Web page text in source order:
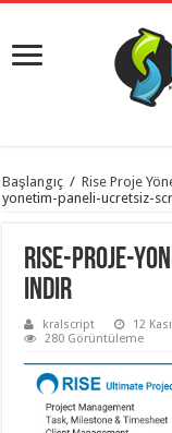
istanbul
organizasyon
taşımacılık
gaziantep
organizasyon
gaziantep
taşımacılık
evden
taşımacılık,
gaziantep
Başlangıç / Rise Proje
yonetim-paneli-ucretsiz-
rise-proje-
indir
kralscript 12
280 Görüntüleme